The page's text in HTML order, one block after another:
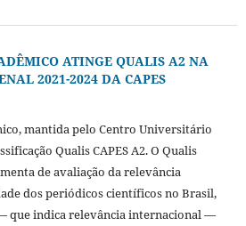
ATINGE QUALIS A2 NA
2021-2024 DA CAPES
mantida pelo Centro Universitário
Qualis CAPES A2. O Qualis
de avaliação da relevância
dos periódicos científicos no Brasil,
que indica relevância internacional —